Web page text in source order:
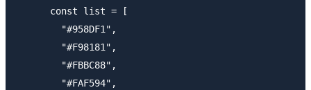
      const list = [
        "#958DF1",
        "#F98181",
        "#FBBC88",
        "#FAF594",